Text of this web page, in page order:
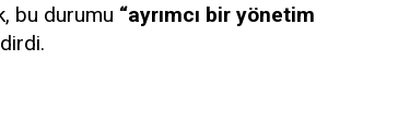
bu durumu “ayrımcı bir yönetim